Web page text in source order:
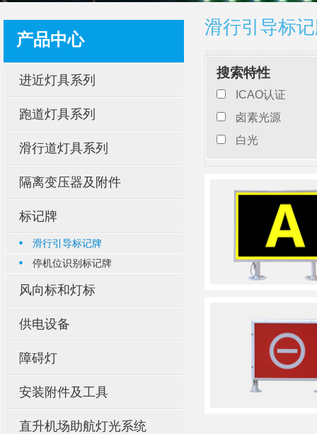
产品中心
进近灯具系列
跑道灯具系列
滑行道灯具系列
隔离变压器及附件
标记牌
滑行引导标记牌
停机位识别标记牌
风向标和灯标
供电设备
障碍灯
安装附件及工具
直升机场助航灯光系统
滑行引导标
搜索特性
ICAO认证
卤素光源
白光